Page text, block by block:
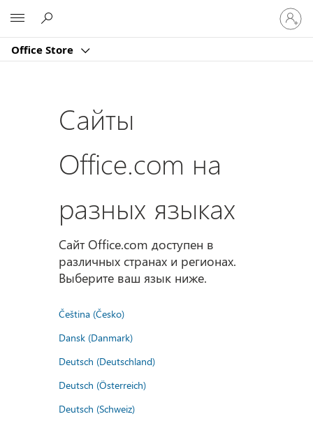
Office Store
в
Сайты
Office.com на
разных языках
Сайт Office.com доступен в
различных странах и регионах.
Выберите ваш язык ниже.
Čeština (Česko)
Dansk (Danmark)
Deutsch (Deutschland)
Deutsch (Österreich)
Deutsch (Schweiz)